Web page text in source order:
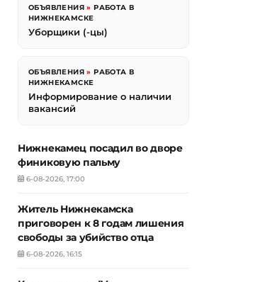
ОБЪЯВЛЕНИЯ »РАБОТА В
НИЖНЕКАМСКЕ
Уборщики (-цы)
ОБЪЯВЛЕНИЯ »РАБОТА В
НИЖНЕКАМСКЕ
Информирование о наличии
вакансий
Нижнекамец посадил во дворе
финиковую пальму
6-08-2026, 17:00
Житель Нижнекамска
приговорен к 8 годам лишения
свободы за убийство отца
6-08-2026, 16:15